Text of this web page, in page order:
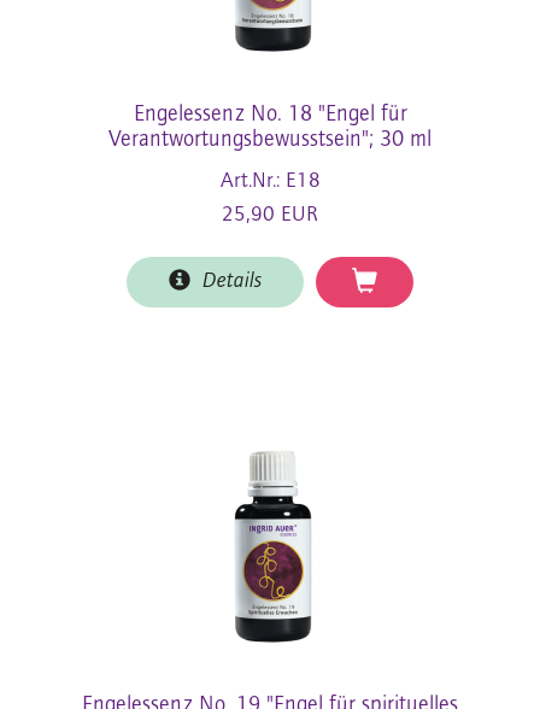
Engelessenz No. 18 "Engel für
Verantwortungsbewusstsein"; 30 ml
Art.Nr.: E18
25,90 EUR
Details